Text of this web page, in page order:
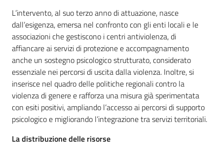
L’intervento, al suo terzo anno di attuazione, nasce
dall’esigenza, emersa nel confronto con gli enti locali e le
associazioni che gestiscono i centri antiviolenza, di
affiancare ai servizi di protezione e accompagnamento
anche un sostegno psicologico strutturato, considerato
essenziale nei percorsi di uscita dalla violenza. Inoltre, si
inserisce nel quadro delle politiche regionali contro la
violenza di genere e rafforza una misura già sperimentata
con esiti positivi, ampliando l’accesso ai percorsi di supporto
psicologico e migliorando l’integrazione tra servizi territoriali.
La distribuzione delle risorse